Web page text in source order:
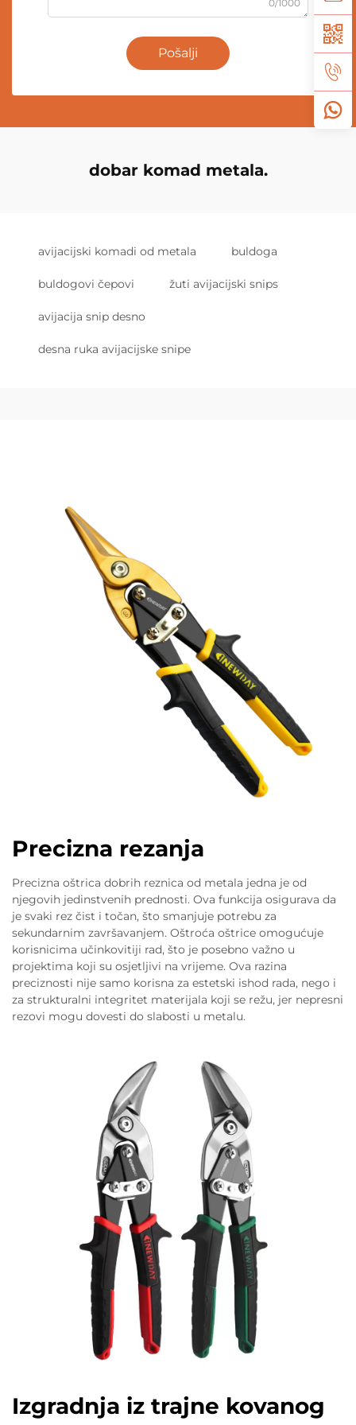
0/1000
Pošalji
dobar komad metala.
avijacijski komadi od metala buldoga
buldogovi čepovi žuti avijacijski snips
avijacija snip desno
desna ruka avijacijske snipe
Precizna rezanja
Precizna oštrica dobrih reznica od metala jedna je od
njegovih jedinstvenih prednosti. Ova funkcija osigurava da
je svaki rez čist i točan, što smanjuje potrebu za
sekundarnim završavanjem. Oštroća oštrice omogućuje
korisnicima učinkovitiji rad, što je posebno važno u
projektima koji su osjetljivi na vrijeme. Ova razina
preciznosti nije samo korisna za estetski ishod rada, nego i
za strukturalni integritet materijala koji se režu, jer nepresni
rezovi mogu dovesti do slabosti u metalu.
Izgradnja iz trajne kovanog